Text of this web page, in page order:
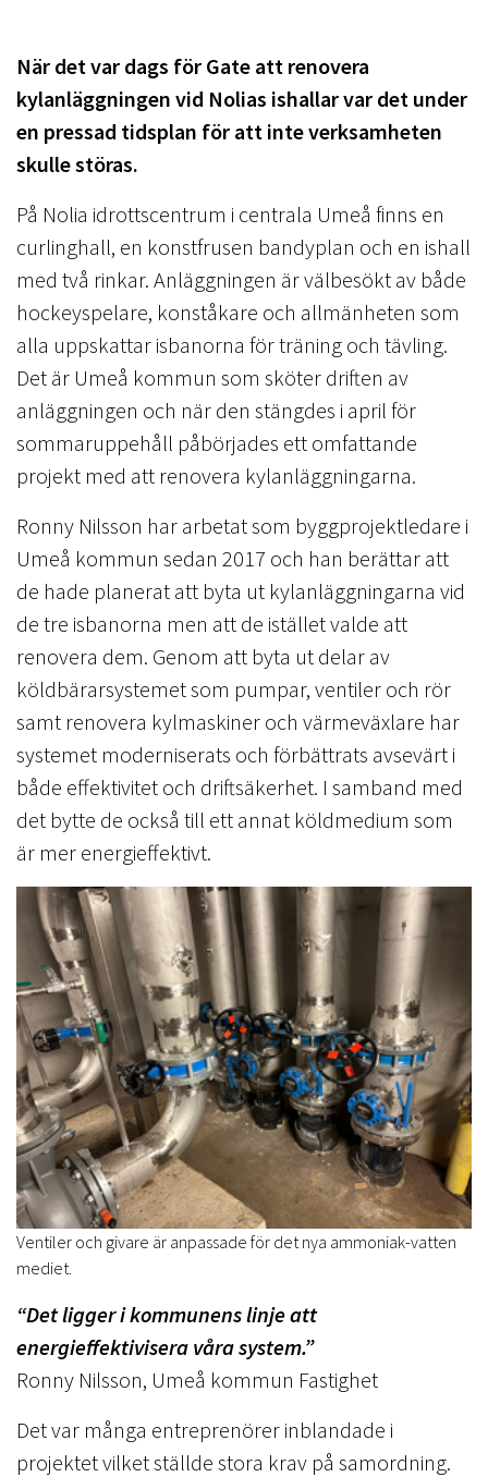
När det var dags för Gate att renovera
kylanläggningen vid Nolias ishallar var det under
en pressad tidsplan för att inte verksamheten
skulle störas.
På Nolia idrottscentrum i centrala Umeå finns en
curlinghall, en konstfrusen bandyplan och en ishall
med två rinkar. Anläggningen är välbesökt av både
hockeyspelare, konståkare och allmänheten som
alla uppskattar isbanorna för träning och tävling.
Det är Umeå kommun som sköter driften av
anläggningen och när den stängdes i april för
sommaruppehåll påbörjades ett omfattande
projekt med att renovera kylanläggningarna.
Ronny Nilsson har arbetat som byggprojektledare i
Umeå kommun sedan 2017 och han berättar att
de hade planerat att byta ut kylanläggningarna vid
de tre isbanorna men att de istället valde att
renovera dem. Genom att byta ut delar av
köldbärarsystemet som pumpar, ventiler och rör
samt renovera kylmaskiner och värmeväxlare har
systemet moderniserats och förbättrats avsevärt i
både effektivitet och driftsäkerhet. I samband med
det bytte de också till ett annat köldmedium som
är mer energieffektivt.
Ventiler och givare är anpassade för det nya ammoniak-vatten
mediet.
“Det ligger i kommunens linje att
energieffektivisera våra system.”
Ronny Nilsson, Umeå kommun Fastighet
Det var många entreprenörer inblandade i
projektet vilket ställde stora krav på samordning.